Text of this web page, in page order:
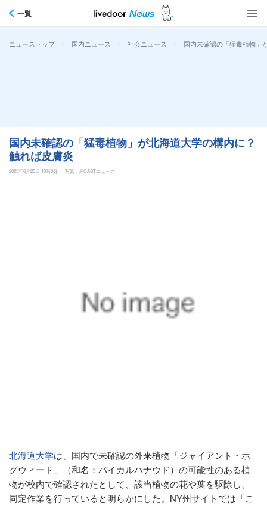
一覧
ニューストップ > 国内ニュース > 社会ニュース > 国内未確認の「猛毒植物」
国内未確認の「猛毒植物」が北海道大学の構内に？
触れば皮膚炎
2025年6月25日 19時0分 写真：J-CASTニュース
北海道大学は、国内で未確認の外来植物「ジャイアント・ホ
グウィード」（和名：バイカルハナウド）の可能性のある植
物が校内で確認されたとして、該当植物の花や葉を駆除し、
同定作業を行っていると明らかにした。NY州サイトでは「こ